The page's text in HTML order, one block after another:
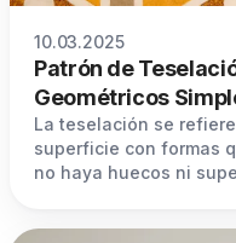
10.03.2025
Patrón de
Geométricos
La teselación se
superficie con formas
no haya huecos ni